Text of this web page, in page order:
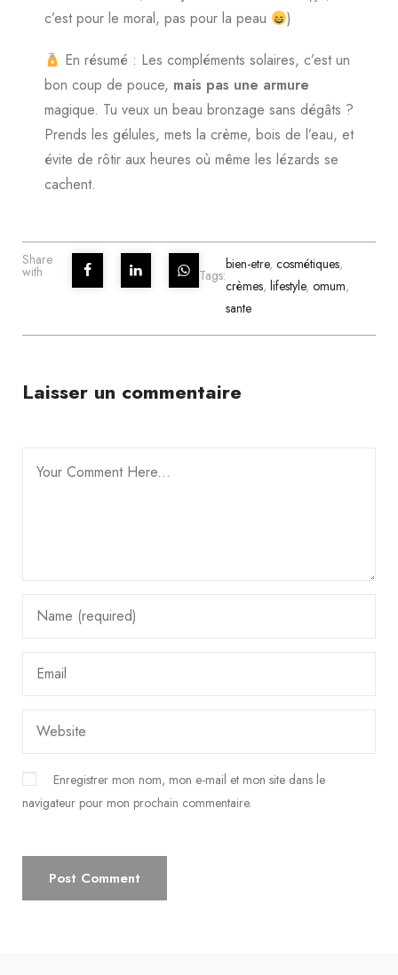
c’est pour le moral, pas pour la peau
)
En résumé : Les compléments solaires, c’est un
bon coup de pouce, mais pas une armure
magique. Tu veux un beau bronzage sans dégâts ?
Prends les gélules, mets la crème, bois de l’eau, et
évite de rôtir aux heures où même les lézards se
cachent.
Share
with Tags:
bien-etre, cosmétiques,
crèmes, lifestyle, omum,
sante
Laisser un commentaire
Enregistrer mon nom, mon e-mail et mon site dans le
navigateur pour mon prochain commentaire.